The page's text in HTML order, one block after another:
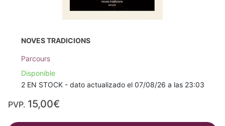
NOVES TRADICIONS
Parcours
Disponible
2 EN STOCK - dato actualizado el 07/08/26 a las 23:03
PVP. 15,00€